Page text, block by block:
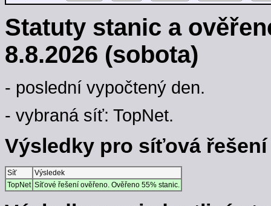
Statuty stanic a
8.8.2026 (sobota)
- poslední vypočtený den.
- vybraná síť: TopNet.
Výsledky pro síťová
Síť
Výsledek
TopNet Síťové řešení ověřeno. Ověřeno 55% stanic.